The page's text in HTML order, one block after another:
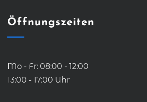
Öffnungszeiten
Mo - Fr: 08:00 - 12:00
13:00 - 17:00 Uhr